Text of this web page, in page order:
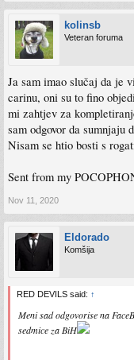
kolinsb
Veteran foruma
Ja sam imao slučaj da je
carinu, oni su to fino
mi zahtjev za
sam odgovor da sumnjaju
Nisam se htio bosti s
Sent from my
Nov 11, 2020
Eldorado
Komšija
RED DEVILS said: ↑
Meni sad odgovorise na
sedmice za BiH